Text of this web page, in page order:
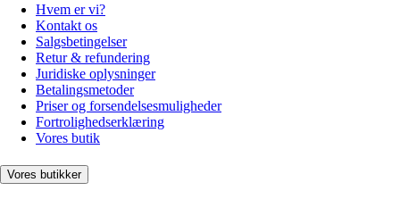
Hvem er vi?
Kontakt os
Salgsbetingelser
Retur & refundering
Juridiske oplysninger
Betalingsmetoder
Priser og forsendelsesmuligheder
Fortrolighedserklæring
Vores butik
Vores butikker